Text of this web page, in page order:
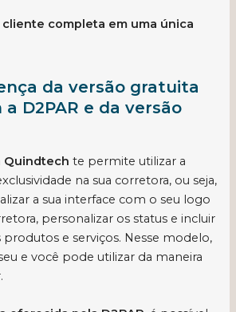
completa em uma única
da versão gratuita
a D2PAR e da versão
Quindtech te permite utilizar a
na sua corretora, ou seja,
a sua interface com o seu logo
personalizar os status e incluir
e serviços. Nesse modelo,
e você pode utilizar da maneira